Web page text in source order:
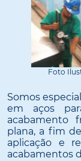
Foto
Somos
em aços
acabamento
plana, a fim
aplicação e
acabamentos